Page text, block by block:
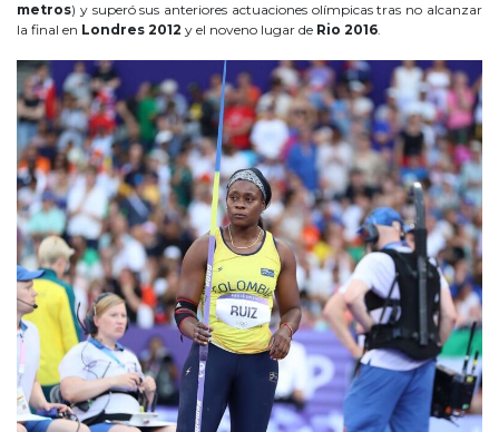
metros) y superó sus anteriores actuaciones olímpicas tras no alcanzar
la final en Londres 2012 y el noveno lugar de Rio 2016.